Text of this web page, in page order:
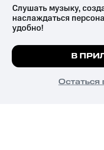
психотропных веществ, их
их незаконный оборот
законодательством
© 2026 ООО «КИОН».
Все права защищены
Мы используем куки,
Подробнее
Слушать музыку,
наслаждаться
удобно!
В
Остаться